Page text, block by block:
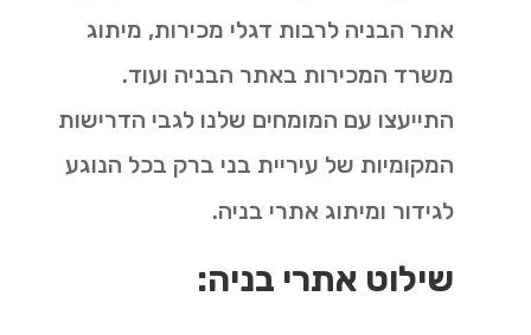
אתר הבניה לרבות דגלי מכירות, מיתוג
משרד המכירות באתר הבניה ועוד.
התייעצו עם המומחים שלנו לגבי הדרישות
המקומיות של עיריית בני ברק בכל הנוגע
לגידור ומיתוג אתרי בניה.
שילוט אתרי בניה: